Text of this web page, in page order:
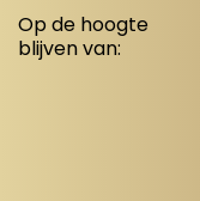
Op de hoogte
blijven van: